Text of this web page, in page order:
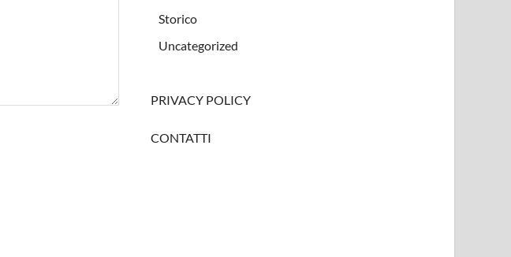
Storico
Uncategorized
PRIVACY POLICY
CONTATTI